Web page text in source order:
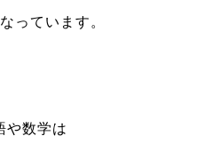
っています。
や数学は